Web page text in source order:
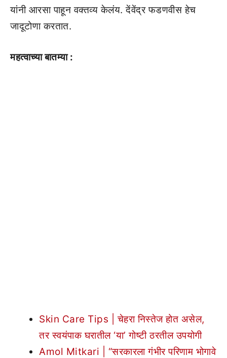
यांनी आरसा पाहून वक्तव्य केलंय. देंवेंद्र फडणवीस हेच
जादूटोणा करतात.
महत्वाच्या बातम्या :
Skin Care Tips | चेहरा निस्तेज होत असेल,
तर स्वयंपाक घरातील ‘या’ गोष्टी ठरतील उपयोगी
Amol Mitkari | “सरकारला गंभीर परिणाम भोगावे